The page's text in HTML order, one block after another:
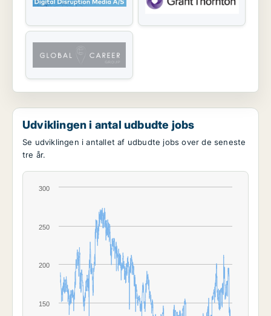
Udviklingen i antal udbudte jobs
Se udviklingen i antallet af udbudte jobs over de seneste
tre år.
150
200
250
300